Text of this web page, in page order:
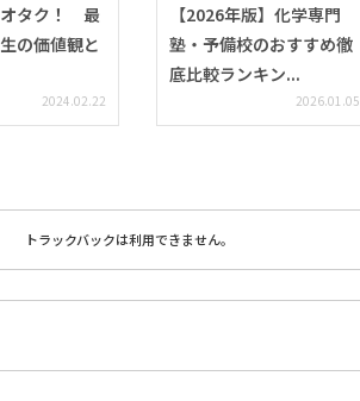
タク！ 最
の価値観と
2024.02.22
【2026年版】化学専門
塾・予備校のおすすめ徹
底比較ランキン...
2026.01.05
トラックバックは利用できません。